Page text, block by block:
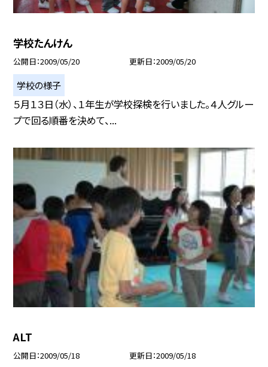
学校たんけん
公開日 2009/05/20 更新日 2009/05/20
学校の様子
５月１３日（水）、１年生が学校探検を行いました。４人グルー
プで回る順番を決めて、...
ALT
公開日 2009/05/18 更新日 2009/05/18